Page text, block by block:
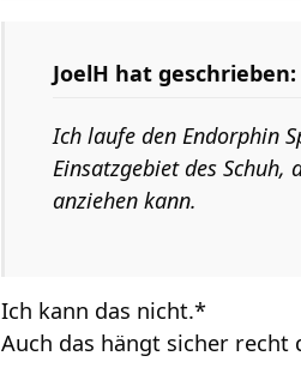
JoelH hat geschrieben:
Ich laufe den Endorphin
Einsatzgebiet des
anziehen kann.
Ich kann das nicht.*
Auch das hängt sicher recht